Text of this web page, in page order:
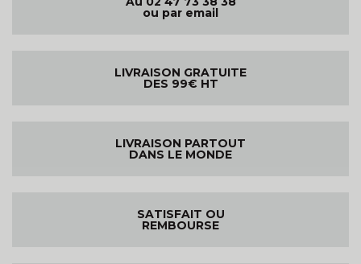
ou par email
LIVRAISON GRATUITE
DES 99€ HT
LIVRAISON PARTOUT
DANS LE MONDE
SATISFAIT OU
REMBOURSE